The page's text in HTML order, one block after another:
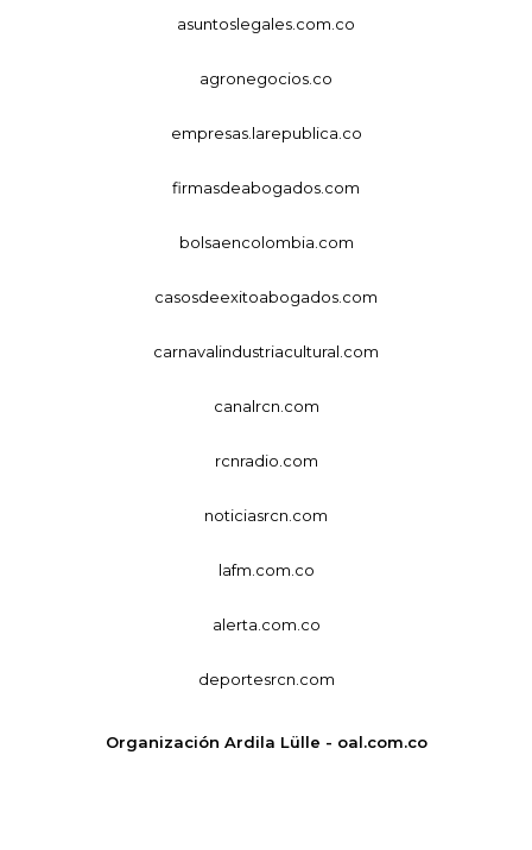
asuntoslegales.com.co
agronegocios.co
empresas.larepublica.co
firmasdeabogados.com
bolsaencolombia.com
casosdeexitoabogados.com
carnavalindustriacultural.com
canalrcn.com
rcnradio.com
noticiasrcn.com
lafm.com.co
alerta.com.co
deportesrcn.com
Organización Ardila Lülle - oal.com.co